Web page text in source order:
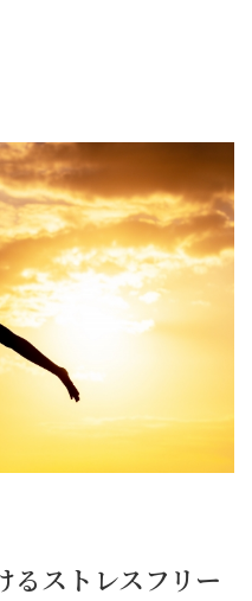
るストレスフリー